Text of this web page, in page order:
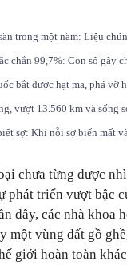
trong một năm: Liệu
chắn 99,7%: Con số gây
bắt được hạt ma, phá vỡ
vượt 13.560 km và sống
sợ: Khi nỗi sợ biến mất
chưa từng được
phát triển vượt bậc
đây, các nhà khoa
một vùng đất gồ
giới hoàn toàn